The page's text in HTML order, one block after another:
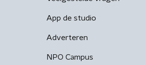
App de studio
Adverteren
NPO Campus